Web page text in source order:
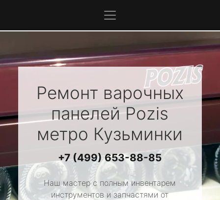
Ремонт варочных
панелейPozis
метро Кузьминки
+7 (499) 653-88-85
Наш мастер с полным инвентарем
инструментов и запчастями от